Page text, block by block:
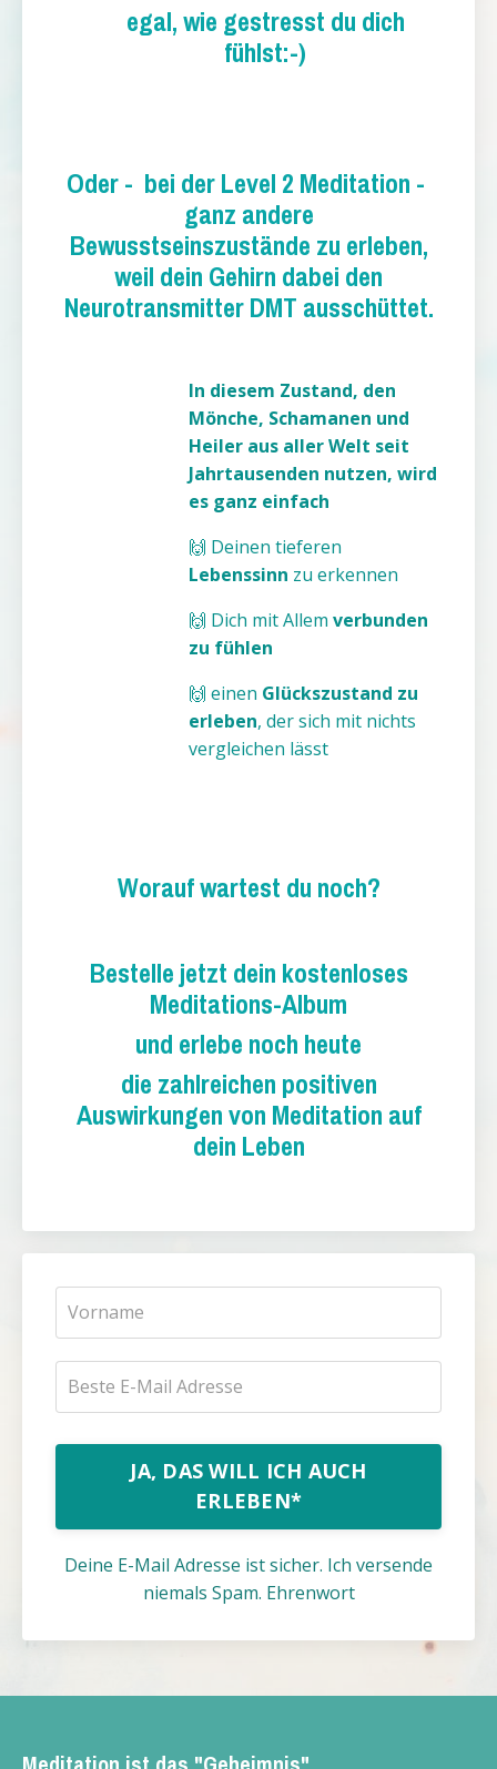
egal, wie gestresst du dich
fühlst:-)
Oder - bei der Level 2 Meditation -
ganz andere
Bewusstseinszustände zu erleben,
weil dein Gehirn dabei den
Neurotransmitter DMT ausschüttet.
In diesem Zustand, den
Mönche, Schamanen und
Heiler aus aller Welt seit
Jahrtausenden nutzen, wird
es ganz einfach
🙌 Deinen tieferen
Lebenssinn zu erkennen
🙌 Dich mit Allem verbunden
zu fühlen
🙌 einen Glückszustand zu
erleben, der sich mit nichts
vergleichen lässt
Worauf wartest du noch?
Bestelle jetzt dein kostenloses
Meditations-Album
und erlebe noch heute
die zahlreichen positiven
Auswirkungen von Meditation auf
dein Leben
JA, DAS WILL ICH AUCH
ERLEBEN*
Deine E-Mail Adresse ist sicher. Ich versende
niemals Spam. Ehrenwort